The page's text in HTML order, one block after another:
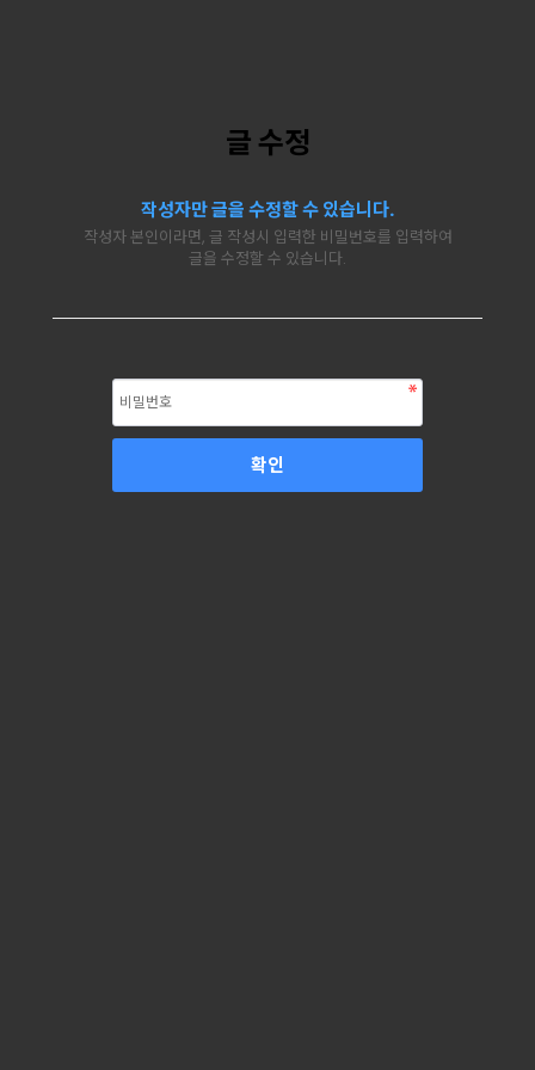
글 수정
작성자만 글을 수정할 수 있습니다.
작성자 본인이라면, 글 작성시 입력한 비밀번호를 입력하여
글을 수정할 수 있습니다.